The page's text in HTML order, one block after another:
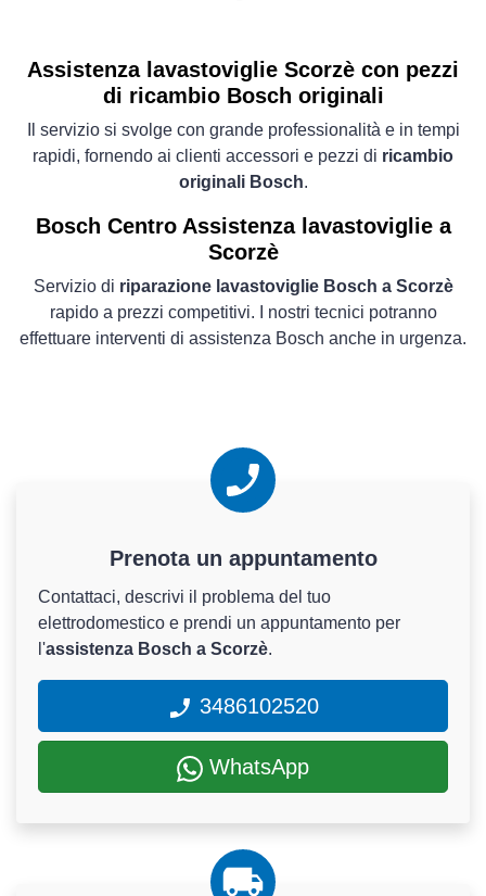
Assistenza lavastoviglie Scorzè con pezzi
di ricambio Bosch originali
Il servizio si svolge con grande professionalità e in tempi
rapidi, fornendo ai clienti accessori e pezzi di ricambio
originali Bosch.
Bosch Centro Assistenza lavastoviglie a
Scorzè
Servizio di riparazione lavastoviglie Bosch a Scorzè
rapido a prezzi competitivi. I nostri tecnici potranno
effettuare interventi di assistenza Bosch anche in urgenza.
Prenota un appuntamento
Contattaci, descrivi il problema del tuo
elettrodomestico e prendi un appuntamento per
l'assistenza Bosch a Scorzè.
3486102520
WhatsApp